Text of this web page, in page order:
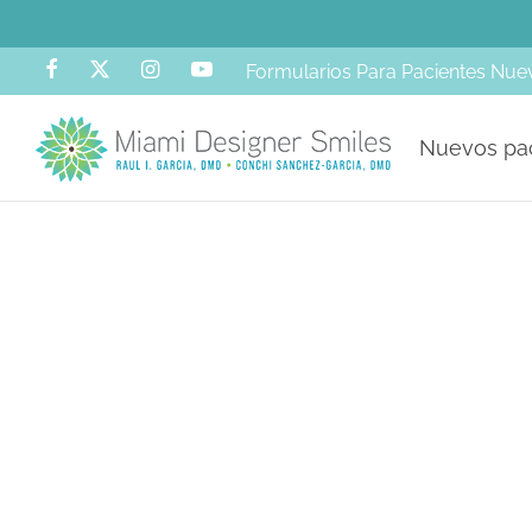
Formularios Para Pacientes
Nuevos